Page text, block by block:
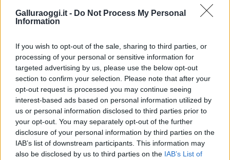
Galluraoggi.it - Do Not Process My Personal
Information
If you wish to opt-out of the sale, sharing to third parties, or
processing of your personal or sensitive information for
targeted advertising by us, please use the below opt-out
section to confirm your selection. Please note that after your
opt-out request is processed you may continue seeing
interest-based ads based on personal information utilized by
us or personal information disclosed to third parties prior to
your opt-out. You may separately opt-out of the further
disclosure of your personal information by third parties on the
IAB’s list of downstream participants. This information may
also be disclosed by us to third parties on the IAB’s List of